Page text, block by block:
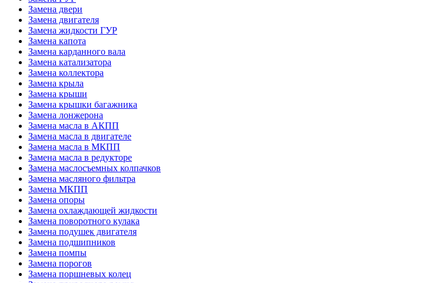
Замена двери
Замена двигателя
Замена жидкости ГУР
Замена капота
Замена карданного вала
Замена катализатора
Замена коллектора
Замена крыла
Замена крыши
Замена крышки багажника
Замена лонжерона
Замена масла в АКПП
Замена масла в двигателе
Замена масла в МКПП
Замена масла в редукторе
Замена маслосъемных колпачков
Замена масляного фильтра
Замена МКПП
Замена опоры
Замена охлаждающей жидкости
Замена поворотного кулака
Замена подушек двигателя
Замена подшипников
Замена помпы
Замена порогов
Замена поршневых колец